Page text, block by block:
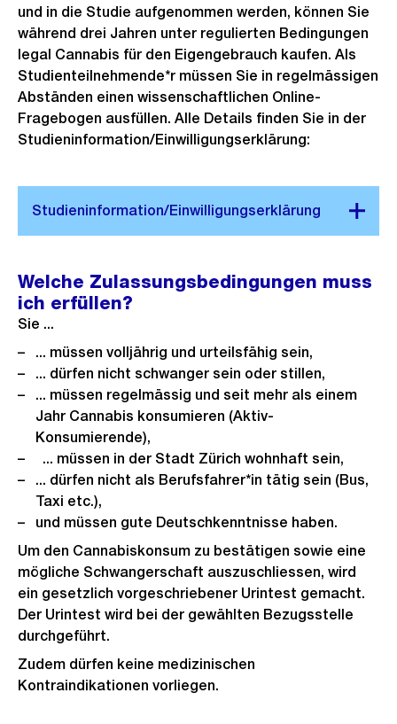
und in die Studie aufgenommen werden, können Sie
während drei Jahren unter regulierten Bedingungen
legal Cannabis für den Eigengebrauch kaufen. Als
Studienteilnehmende*r müssen Sie in regelmässigen
Abständen einen wissenschaftlichen Online-
Fragebogen ausfüllen. Alle Details finden Sie in der
Studieninformation/Einwilligungserklärung:
Welche Zulassungsbedingungen muss
ich erfüllen?
Sie ...
... müssen volljährig und urteilsfähig sein,
... dürfen nicht schwanger sein oder stillen,
... müssen regelmässig und seit mehr als einem
Jahr Cannabis konsumieren (Aktiv-
Konsumierende),
... müssen in der Stadt Zürich wohnhaft sein,
... dürfen nicht als Berufsfahrer*in tätig sein (Bus,
Taxi etc.),
und müssen gute Deutschkenntnisse haben.
Um den Cannabiskonsum zu bestätigen sowie eine
mögliche Schwangerschaft auszuschliessen, wird
ein gesetzlich vorgeschriebener Urintest gemacht.
Der Urintest wird bei der gewählten Bezugsstelle
durchgeführt.
Zudem dürfen keine medizinischen
Kontraindikationen vorliegen.